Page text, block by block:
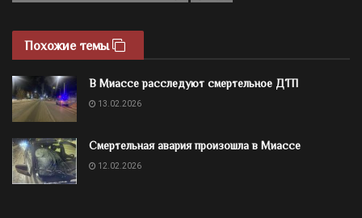
Похожие темы
В Миассе расследуют смертельное ДТП
13.02.2026
Смертельная авария произошла в Миассе
12.02.2026